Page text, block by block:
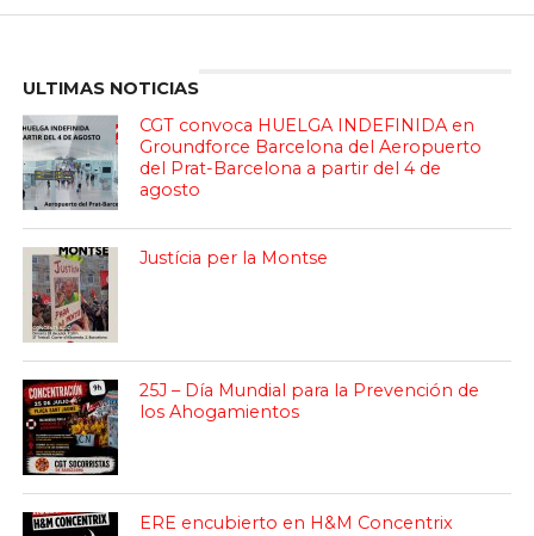
ULTIMAS NOTICIAS
CGT convoca HUELGA INDEFINIDA en
Groundforce Barcelona del Aeropuerto
del Prat-Barcelona a partir del 4 de
agosto
Justícia per la Montse
25J – Día Mundial para la Prevención de
los Ahogamientos
ERE encubierto en H&M Concentrix